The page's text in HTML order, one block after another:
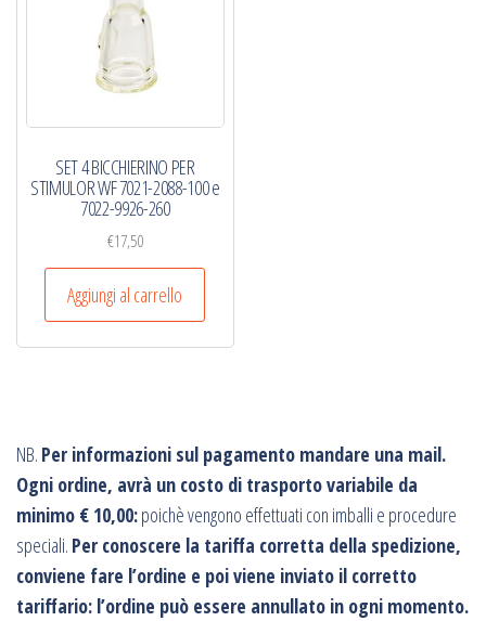
SET 4 BICCHIERINO PER
STIMULOR WF 7021-2088-100 e
7022-9926-260
€17,50
Aggiungi al carrello
NB. Per informazioni sul pagamento mandare una mail.
Ogni ordine, avrà un costo di trasporto variabile da
minimo € 10,00:poichè vengono effettuati con imballi e procedure
speciali. Per conoscere la tariffa corretta della spedizione,
conviene fare l’ordine e poi viene inviato il corretto
tariffario: l’ordine può essere annullato in ogni momento.